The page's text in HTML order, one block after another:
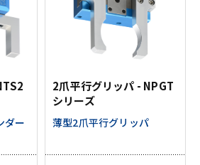
ダー
2爪平行グリッパ - NPGT
シリーズ
薄型2爪平行グリッパ